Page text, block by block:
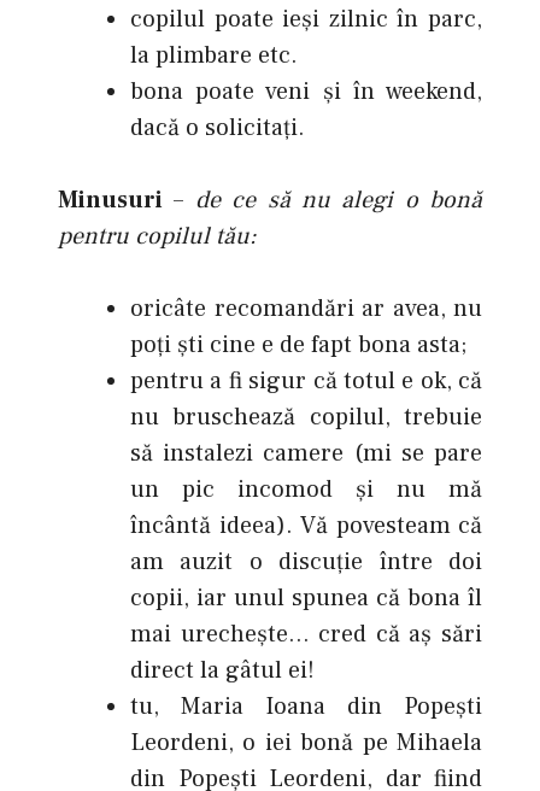
copilul poate ieşi zilnic în parc,
la plimbare etc.
bona poate veni şi în weekend,
dacă o solicitaţi.
Minusuri – de ce să nu alegi o bonă
pentru copilul tău:
oricâte recomandări ar avea, nu
poţi şti cine e de fapt bona asta;
pentru a fi sigur că totul e ok, că
nu bruschează copilul, trebuie
să instalezi camere (mi se pare
un pic incomod şi nu mă
încântă ideea). Vă povesteam că
am auzit o discuţie între doi
copii, iar unul spunea că bona îl
mai urecheşte… cred că aş sări
direct la gâtul ei!
tu, Maria Ioana din Popeşti
Leordeni, o iei bonă pe Mihaela
din Popeşti Leordeni, dar fiind